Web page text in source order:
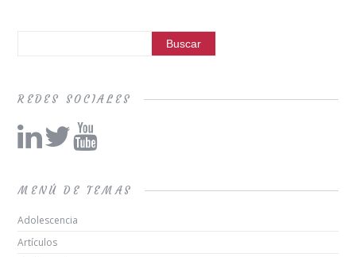
REDES SOCIALES
MENÚ DE TEMAS
Adolescencia
Artículos